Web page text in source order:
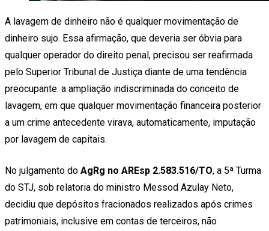
A lavagem de dinheiro não é qualquer movimentação de
dinheiro sujo. Essa afirmação, que deveria ser óbvia para
qualquer operador do direito penal, precisou ser reafirmada
pelo Superior Tribunal de Justiça diante de uma tendência
preocupante: a ampliação indiscriminada do conceito de
lavagem, em que qualquer movimentação financeira posterior
a um crime antecedente virava, automaticamente, imputação
por lavagem de capitais.
No julgamento do AgRg no AREsp 2.583.516/TO, a 5ª Turma
do STJ, sob relatoria do ministro Messod Azulay Neto,
decidiu que depósitos fracionados realizados após crimes
patrimoniais, inclusive em contas de terceiros, não